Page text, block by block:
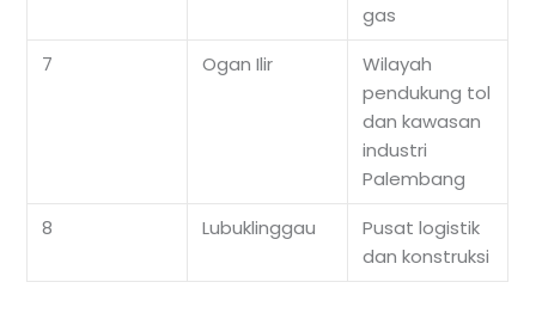
gas
7
Ogan Ilir
Wilayah
pendukung tol
dan kawasan
industri
Palembang
8
Lubuklinggau
Pusat logistik
dan konstruksi